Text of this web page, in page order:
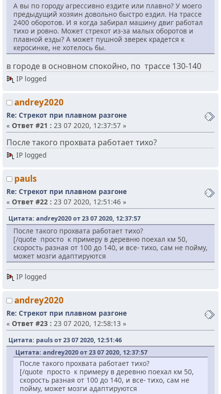
А вы по городу агрессивно ездите или плавно? У моего
предыдущий хозяин довольно быстро ездил. На трассе
2400 оборотов. И я когда забирал машину двиг работал
тихо и ровно. Может стрекот из-за малых оборотов и
плавной езды? А может пушной зверек крадется к
керосинке, не хотелось бы.
в городе в основном спокойно, по трассе 130-140
IP logged
andrey2020
Re: Стрекот при плавном разгоне
« Ответ #21 : 23 07 2020, 12:37:57 »
После такого прохвата работает тихо?
IP logged
pauls
Re: Стрекот при плавном разгоне
« Ответ #22 : 23 07 2020, 12:51:46 »
Цитата: andrey2020 от 23 07 2020, 12:37:57
После такого прохвата работает тихо?
[/quote просто к примеру в деревню поехал км 50,
скорость разная от 100 до 140, и все- тихо, сам не пойму,
может мозги адаптируются
IP logged
andrey2020
Re: Стрекот при плавном разгоне
« Ответ #23 : 23 07 2020, 12:58:13 »
Цитата: pauls от 23 07 2020, 12:51:46
Цитата: andrey2020 от 23 07 2020, 12:37:57
После такого прохвата работает тихо?
[/quote просто к примеру в деревню поехал км 50,
скорость разная от 100 до 140, и все- тихо, сам не
пойму, может мозги адаптируются